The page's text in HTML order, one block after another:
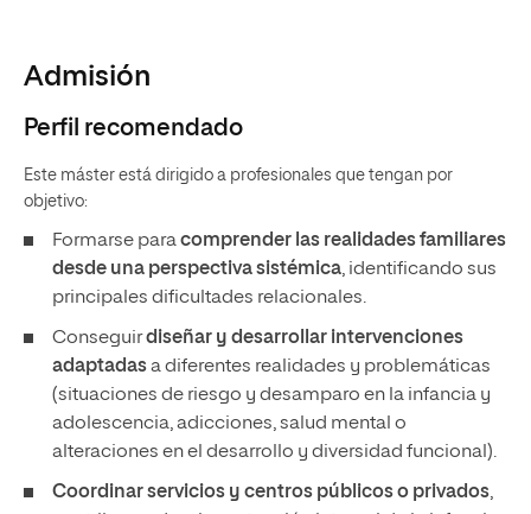
Admisión
Perfil recomendado
Este máster está dirigido a profesionales que tengan por
objetivo:
Formarse paracomprender las realidades familiares
desde una perspectiva sistémica, identificando sus
principales dificultades relacionales.
Conseguirdiseñar y desarrollar intervenciones
adaptadasa diferentes realidades y problemáticas
(situaciones de riesgo y desamparo en la infancia y
adolescencia, adicciones, salud mental o
alteraciones en el desarrollo y diversidad funcional).
Coordinar servicios y centros públicos o privados,